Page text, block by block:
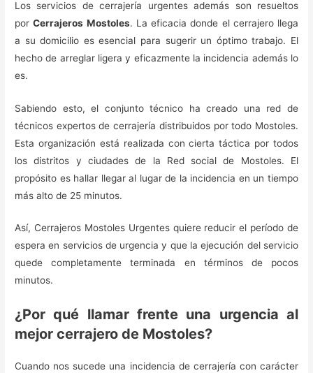
Los servicios de cerrajería urgentes además son resueltos
porCerrajeros Mostoles. La eficacia donde el cerrajero llega
a su domicilio es esencial para sugerir un óptimo trabajo. El
hecho de arreglar ligera y eficazmente la incidencia además lo
es.
Sabiendo esto, el conjunto técnico ha creado una red de
técnicos expertos de cerrajería distribuidos por todo Mostoles.
Esta organización está realizada con cierta táctica por todos
los distritos y ciudades de la Red social de Mostoles. El
propósito es hallar llegar al lugar de la incidencia en un tiempo
más alto de 25 minutos.
Así, Cerrajeros Mostoles Urgentes quiere reducir el período de
espera en servicios de urgencia y que la ejecución del servicio
quede completamente terminada en términos de pocos
minutos.
¿Por qué llamar frente una urgencia al
mejor cerrajero de Mostoles?
Cuando nos sucede una incidencia de cerrajería con carácter